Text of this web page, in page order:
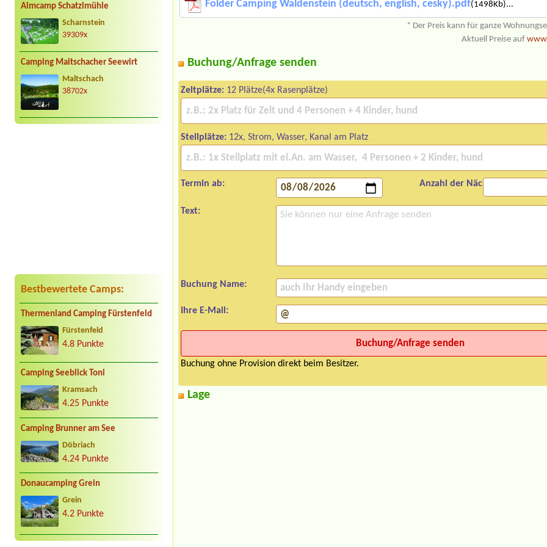
Almcamp Schatzlmühle
Scharnstein
39309x
Camping Maltschacher Seewirt
Maltschach
38702x
Bestbewertete Camps:
Thermenland Camping Fürstenfeld
Fürstenfeld
4.8 Punkte
Camping Seeblick Toni
Kramsach
4.25 Punkte
Camping Brunner am See
Döbriach
4.24 Punkte
Donaucamping Grein
Grein
4.2 Punkte
Folder Camping Waldenstein (deutsch, english, cesky).pdf(1498Kb)...
* Der Preis kann für ganze
Aktuell Preise auf
Buchung/Anfrage senden
Zeltplätze: 12 Plätze(4x Rasenplätze)
Stellplätze: 12x, Strom, Wasser, Kanal am Platz
Termin ab: Anzahl der Nächte:
Text:
Buchung Name:
Ihre E-Mail:
Buchung ohne Provision direkt beim Besitzer.
Lage